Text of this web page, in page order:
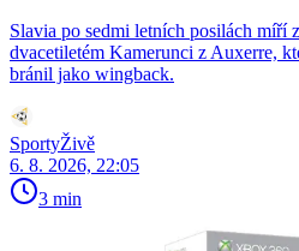
Slavia po sedmi letních posilách míří
dvacetiletém Kamerunci z Auxerre,
bránil jako wingback.
SportyŽivě
6. 8. 2026, 22:05
3 min